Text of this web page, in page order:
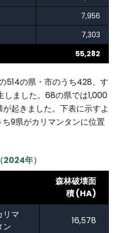
7,956
7,303
55,282
514の県・市のうち428、す
しました。68の県では1,000
起きました。下表に示すよ
9県がカリマンタンに位置
年）
森林破壊面
積 (HA)
リマ
ン
16,578